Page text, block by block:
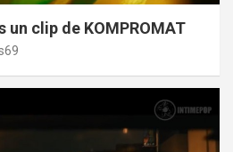
un clip de KOMPROMAT